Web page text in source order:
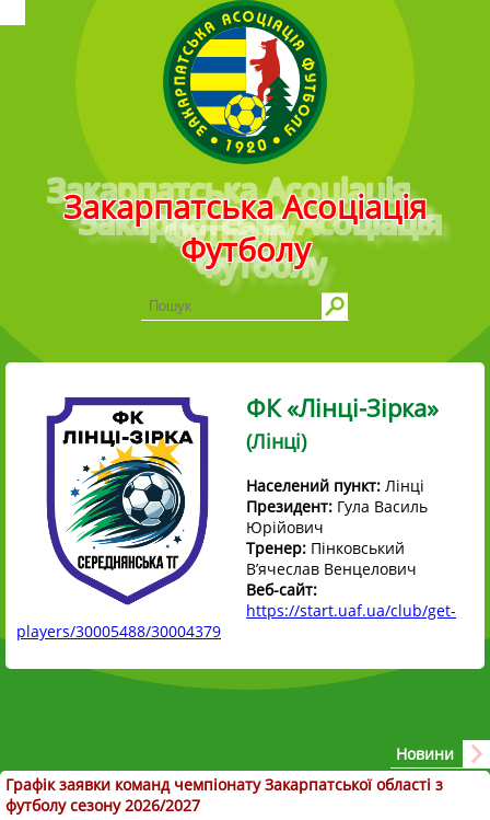
Головне меню
Закарпатська Асоціація
Футболу
ФК «Лінці-Зірка»
(Лінці)
Населений пункт: Лінці
Президент: Гула Василь
Юрійович
Тренер: Пінковський
В’ячеслав Венцелович
Веб-сайт:
https://start.uaf.ua/club/get-
players/30005488/30004379
Новини
Графік заявки команд чемпіонату Закарпатської області з
футболу сезону 2026/2027